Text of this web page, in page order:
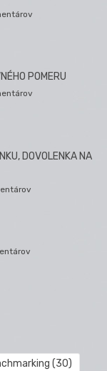
POMERU
DOVOLENKA NA
(30)